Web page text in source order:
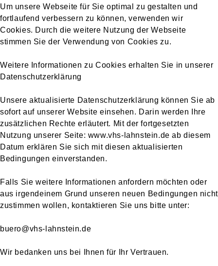
Um unsere Webseite für Sie optimal zu gestalten und
fortlaufend verbessern zu können, verwenden wir
Cookies. Durch die weitere Nutzung der Webseite
stimmen Sie der Verwendung von Cookies zu.
Weitere Informationen zu Cookies erhalten Sie in unserer
Datenschutzerklärung
Unsere aktualisierte Datenschutzerklärung können Sie ab
sofort auf unserer Website einsehen. Darin werden Ihre
zusätzlichen Rechte erläutert. Mit der fortgesetzten
Nutzung unserer Seite: www.vhs-lahnstein.de ab diesem
Datum erklären Sie sich mit diesen aktualisierten
Bedingungen einverstanden.
Falls Sie weitere Informationen anfordern möchten oder
aus irgendeinem Grund unseren neuen Bedingungen nicht
zustimmen wollen, kontaktieren Sie uns bitte unter:
buero@vhs-lahnstein.de
Wir bedanken uns bei Ihnen für Ihr Vertrauen.